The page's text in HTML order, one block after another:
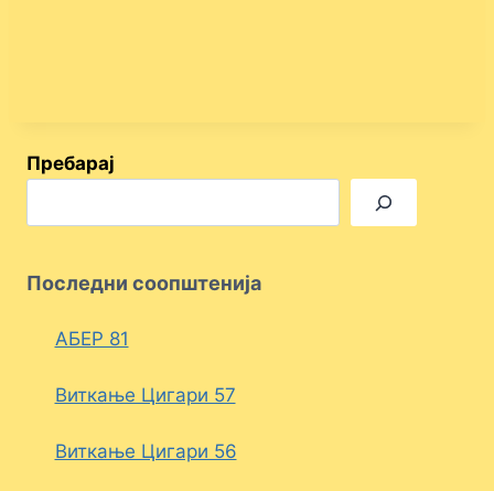
Пребарај
Последни соопштенија
АБЕР 81
Виткање Цигари 57
Виткање Цигари 56